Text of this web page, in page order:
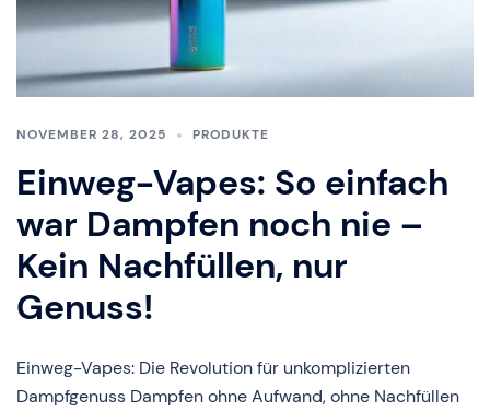
NOVEMBER 28, 2025 PRODUKTE
Einweg-Vapes: So einfach
war Dampfen noch nie –
Kein Nachfüllen, nur
Genuss!
Einweg-Vapes: Die Revolution für unkomplizierten
Dampfgenuss Dampfen ohne Aufwand, ohne Nachfüllen